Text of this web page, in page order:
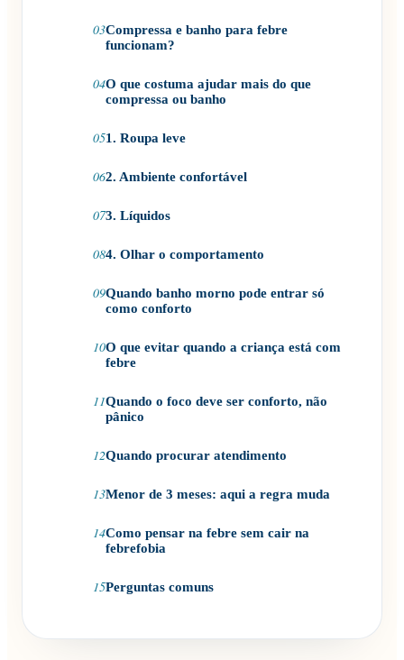
03Compressa e banho para febre
funcionam?
04O que costuma ajudar mais do que
compressa ou banho
051. Roupa leve
062. Ambiente confortável
073. Líquidos
084. Olhar o comportamento
09Quando banho morno pode entrar só
como conforto
10O que evitar quando a criança está com
febre
11Quando o foco deve ser conforto, não
pânico
12Quando procurar atendimento
13Menor de 3 meses: aqui a regra muda
14Como pensar na febre sem cair na
febrefobia
15Perguntas comuns